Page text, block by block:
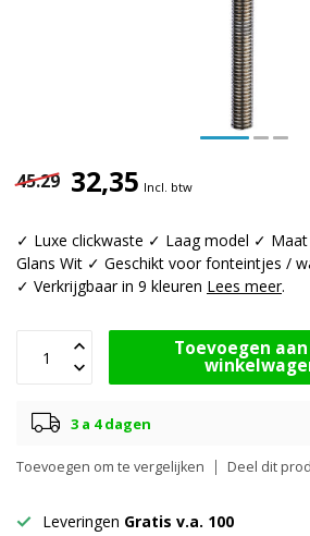
45.29 32,35 Incl. btw
✓ Luxe clickwaste ✓ Laag model ✓
Glans Wit ✓ Geschikt voor fonteintjes /
✓ Verkrijgbaar in 9 kleuren Lees meer.
Toevoegen
3 a 4 dagen
Toevoegen om te vergelijken Deel dit
Leveringen Gratis v.a. 100